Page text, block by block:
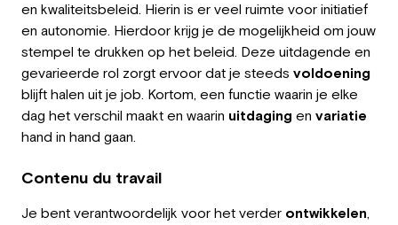
en kwaliteitsbeleid. Hierin is er veel ruimte voor initiatief
en autonomie. Hierdoor krijg je de mogelijkheid om jouw
stempel te drukken op het beleid. Deze uitdagende en
gevarieerde rol zorgt ervoor dat je steeds voldoening
blijft halen uit je job. Kortom, een functie waarin je elke
dag het verschil maakt en waarin uitdaging en variatie
hand in hand gaan.
Contenu du travail
Je bent verantwoordelijk voor het verder ontwikkelen,